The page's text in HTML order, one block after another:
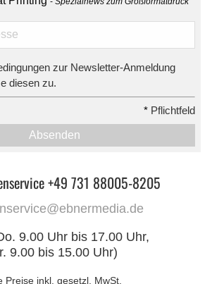
zur Newsletter-Anmeldung
diesen zu.
* Pflichtfeld
Absenden
+49 731 88005-8205
9.00 Uhr bis 17.00 Uhr,
9.00 bis 15.00 Uhr)
Preise inkl. gesetzl. MwSt.